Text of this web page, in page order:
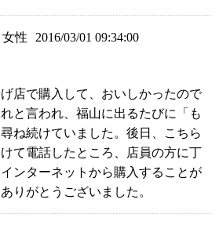
女性 2016/03/01 09:34:00
店で購入して、おいしかったので
と言われ、福山に出るたびに「も
ね続けていました。後日、こちら
て電話したところ、店員の方に丁
ンターネットから購入することが
りがとうございました。